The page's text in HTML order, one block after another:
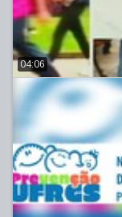
04:06